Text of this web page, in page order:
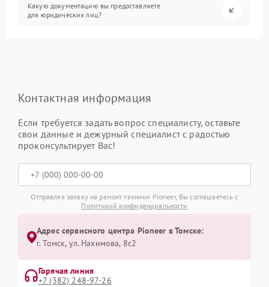
Какую документацию вы предоставляете
для юридических лиц?
Контактная информация
Если требуется задать вопрос специалисту, оставьте
свои данные и дежурный специалист с радостью
проконсультирует Вас!
Отправляя заявку на ремонт техники Pioneer, Вы соглашаетесь с
Политикой конфиденциальности
Адрес сервисного центра Pioneer в Томске:
г. Томск, ул. Нахимова, 8с2
Горячая линия
+7 (382) 248-97-26